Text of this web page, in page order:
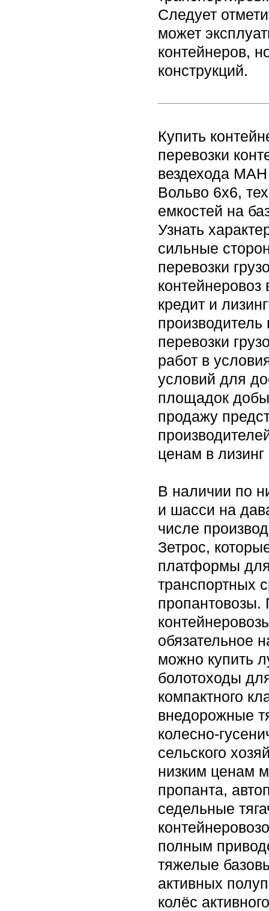
Следует
может
контейнеров,
конструкций.
Купить
перевозки
вездехода
Вольво 6х6,
емкостей на
Узнать
сильные
перевозки
кредит и
перевозки
работ в
условий для
площадок
продажу
ценам в
В наличии по
и шасси на
числе
Зетрос,
платформы для
транспортных
пропантовозы.
обязательное
можно купить
болотоходы
компактного
внедорожные
колесно-
сельского
низким ценам
пропанта,
седельные
полным
тяжелые
активных
колёс